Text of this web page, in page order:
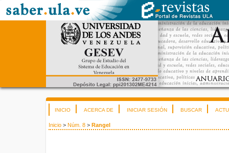
INICIO ACERCA DE INICIAR SESIÓN BUSCAR
Inicio > Núm. 8 > Rangel